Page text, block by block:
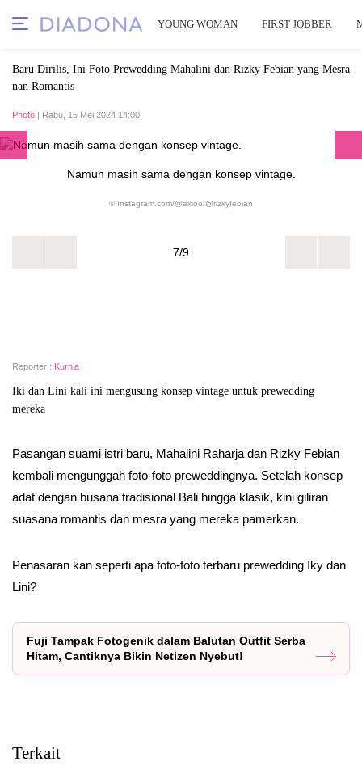
YOUNG WOMAN FIRST JOBBER
Baru Dirilis, Ini Foto Prewedding Mahalini dan Rizky Febian yang Mesra
nan Romantis
Photo | Rabu, 15 Mei 2024 14:00
Namun masih sama dengan konsep vintage.
© Instagram.com/@axioo/@rizkyfebian
7/9
Reporter : Kurnia
Iki dan Lini kali ini mengusung konsep vintage untuk prewedding
mereka
Pasangan suami istri baru, Mahalini Raharja dan Rizky Febian
kembali mengunggah foto-foto preweddingnya. Setelah konsep
adat dengan busana tradisional Bali hingga klasik, kini giliran
suasana romantis dan mesra yang mereka pamerkan.
Penasaran kan seperti apa foto-foto terbaru prewedding Iky dan
Lini?
Fuji Tampak Fotogenik dalam Balutan Outfit Serba
Hitam, Cantiknya Bikin Netizen Nyebut!
Terkait